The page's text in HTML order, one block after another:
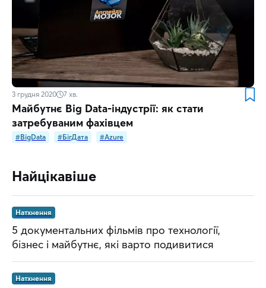
3 грудня 2020 7 хв.
Майбутнє Big Data-індустрії: як стати
затребуваним фахівцем
#BigData #БігДата #Azure
Найцікавіше
Натхнення
5 документальних фільмів про технології,
бізнес і майбутнє, які варто подивитися
Натхнення